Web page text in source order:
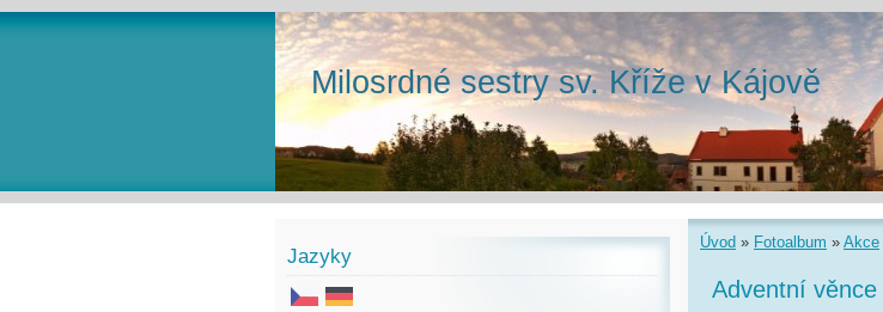
Milosrdné sestry sv. Kříže v Kájově
Úvod » Fotoalbum » Akce
Adventní věnce
Jazyky